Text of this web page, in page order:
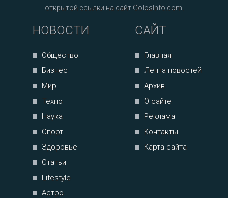
открытой ссылки на сайт GolosInfo.com.
НОВОСТИ
Общество
Бизнес
Мир
Техно
Наука
Спорт
Здоровье
Статьи
Lifestyle
Астро
САЙТ
Главная
Лента новостей
Архив
О сайте
Реклама
Контакты
Карта сайта